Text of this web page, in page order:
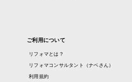
ご利用について
リフォマとは？
リフォマコンサルタント（ナベさん）
利用規約